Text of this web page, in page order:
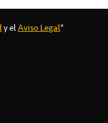
y elAviso Legal*